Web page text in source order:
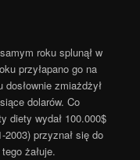
roku splunął w
przyłapano go na
dosłownie zmiażdżył
dolarów. Co
diety wydał 100.000$
przyznał się do
żałuje.